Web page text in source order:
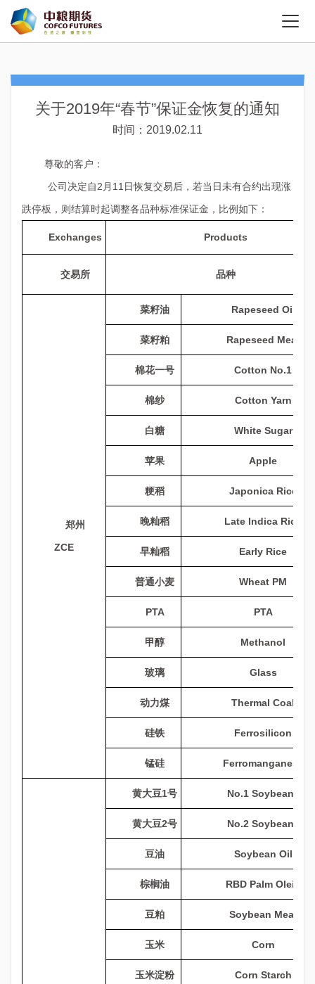
关于2019年“春节”保证金恢复的通知
时间：2019.02.11
尊敬的客户：
公司决定自2 月 11 日恢复交易后，若当日未有合约出现涨
跌停板，则结算时起调整各品种标准保证金，比例如下：
Exchanges Products
交易所 品种
郑州
ZCE
菜籽油 Rapeseed Oil
菜籽粕 Rapeseed Meal
棉花一号 Cotton No.1
棉纱 Cotton Yarn
白糖 White Sugar
苹果 Apple
粳稻 Japonica Rice
晚籼稻 Late Indica Rice
早籼稻 Early Rice
普通小麦 Wheat PM
PTA PTA
甲醇 Methanol
玻璃 Glass
动力煤 Thermal Coal
硅铁 Ferrosilicon
锰硅 Ferromanganese
黄大豆1号 No.1 Soybeans
黄大豆2号 No.2 Soybeans
豆油 Soybean Oil
棕榈油 RBD Palm Olein
豆粕 Soybean Meal
玉米 Corn
玉米淀粉 Corn Starch